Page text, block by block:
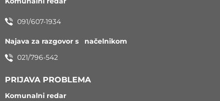
091/607-1934
Najava za razgovor s načelnikom
021/796-542
PRIJAVA PROBLEMA
Komunalni redar